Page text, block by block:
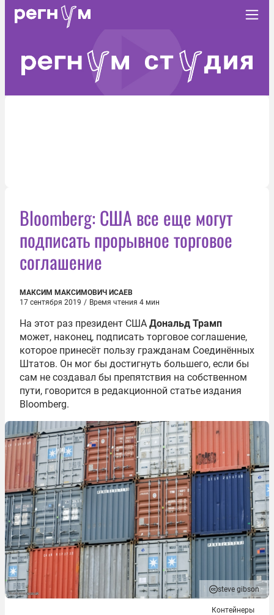
Bloomberg: США все еще могут
подписать прорывное торговое
соглашение
МАКСИМ МАКСИМОВИЧ ИСАЕВ
17 сентября 2019 / Время чтения 4 мин
На этот раз президент США Дональд Трамп
может, наконец, подписать торговое соглашение,
которое принесёт пользу гражданам Соединённых
Штатов. Он мог бы достигнуть большего, если бы
сам не создавал бы препятствия на собственном
пути, говорится в редакционной статье издания
Bloomberg.
steve gibson
Контейнеры